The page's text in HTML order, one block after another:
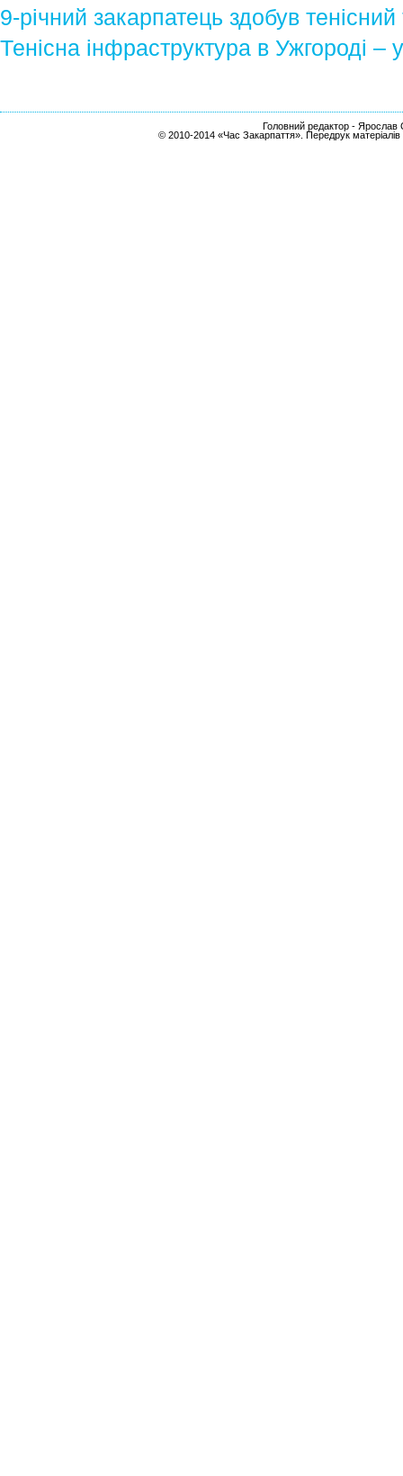
9-річний закарпатець здобув
Тенісна інфраструктура в Ужгороді –
Головний редактор - Ярослав
© 2010-2014 «Час Закарпаття». Передрук